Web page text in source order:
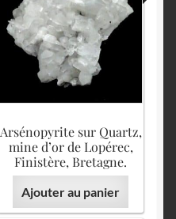
Arsénopyrite sur Quartz,
mine d’or de Lopérec,
Finistère, Bretagne.
Ajouter au panier